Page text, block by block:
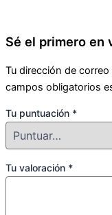
Sé el primero en
Tu dirección de
campos obligatorios
Tu puntuación *
Tu valoración *